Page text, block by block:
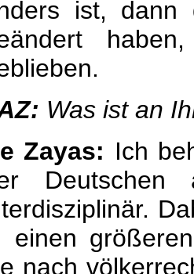
ist, dann
Was ist an
Zayas: Ich
Deutschen
einen
nach